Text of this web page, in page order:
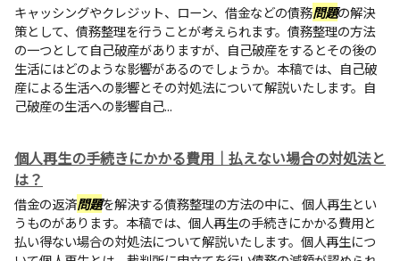
キャッシングやクレジット、ローン、借金などの債務問題の解決
策として、債務整理を行うことが考えられます。債務整理の方法
の一つとして自己破産がありますが、自己破産をするとその後の
生活にはどのような影響があるのでしょうか。本稿では、自己破
産による生活への影響とその対処法について解説いたします。自
己破産の生活への影響自己...
個人再生の手続きにかかる費用｜払えない場合の対処法と
は？
借金の返済問題を解決する債務整理の方法の中に、個人再生とい
うものがあります。本稿では、個人再生の手続きにかかる費用と
払い得ない場合の対処法について解説いたします。個人再生につ